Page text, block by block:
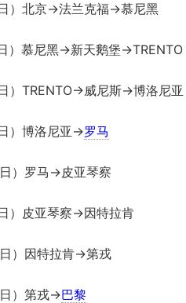
）北京→法兰克福→慕尼黑
）慕尼黑→新天鹅堡→TRENTO
）TRENTO→威尼斯→博洛尼亚
）博洛尼亚→罗马
）罗马→皮亚琴察
）皮亚琴察→因特拉肯
）因特拉肯→第戎
）第戎→巴黎